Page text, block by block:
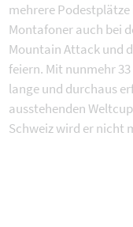
mehrere
Montafoner auch bei
Mountain Attack und
feiern. Mit nunmehr
lange und durchaus
ausstehenden
Schweiz wird er nicht